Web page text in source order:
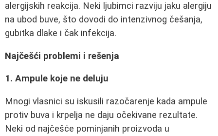
alergijskih reakcija. Neki ljubimci razviju jaku alergiju
na ubod buve, što dovodi do intenzivnog češanja,
gubitka dlake i čak infekcija.
Najčešći problemi i rešenja
1. Ampule koje ne deluju
Mnogi vlasnici su iskusili razočarenje kada ampule
protiv buva i krpelja ne daju očekivane rezultate.
Neki od najčešće pominjanih proizvoda u